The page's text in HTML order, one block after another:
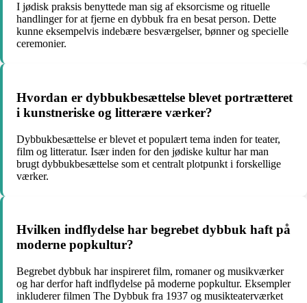
I jødisk praksis benyttede man sig af eksorcisme og rituelle
handlinger for at fjerne en dybbuk fra en besat person. Dette
kunne eksempelvis indebære besværgelser, bønner og specielle
ceremonier.
Hvordan er dybbukbesættelse blevet portrætteret
i kunstneriske og litterære værker?
Dybbukbesættelse er blevet et populært tema inden for teater,
film og litteratur. Især inden for den jødiske kultur har man
brugt dybbukbesættelse som et centralt plotpunkt i forskellige
værker.
Hvilken indflydelse har begrebet dybbuk haft på
moderne popkultur?
Begrebet dybbuk har inspireret film, romaner og musikværker
og har derfor haft indflydelse på moderne popkultur. Eksempler
inkluderer filmen The Dybbuk fra 1937 og musikteaterværket